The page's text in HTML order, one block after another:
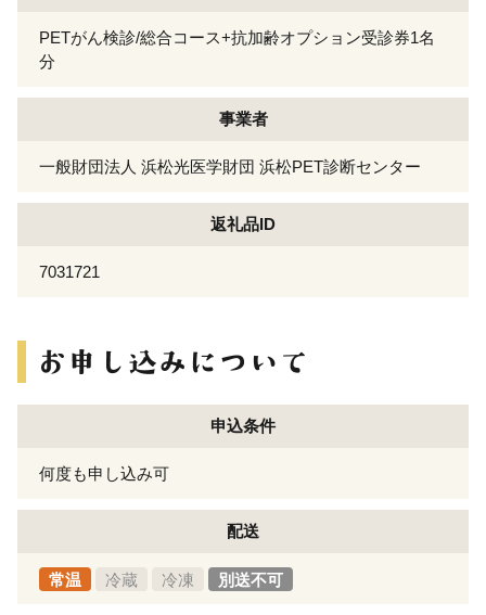
PETがん検診/総合コース+抗加齢オプション受診券1名
分
事業者
一般財団法人 浜松光医学財団 浜松PET診断センター
返礼品ID
7031721
申込条件
何度も申し込み可
配送
常温 冷蔵 冷凍 別送不可